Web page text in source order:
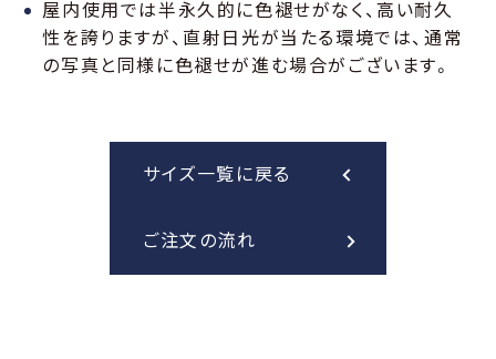
屋内使用では半永久的に色褪せがなく、高い耐久
性を誇りますが、直射日光が当たる環境では、通常
の写真と同様に色褪せが進む場合がございます。
サイズ一覧に戻る
ご注文の流れ